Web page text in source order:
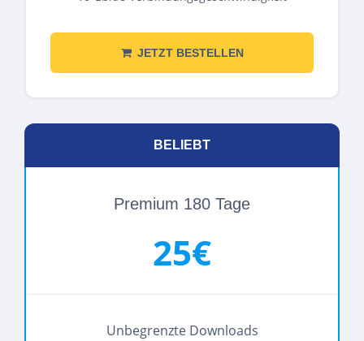
JETZT BESTELLEN
BELIEBT
Premium 180 Tage
25€
Unbegrenzte Downloads